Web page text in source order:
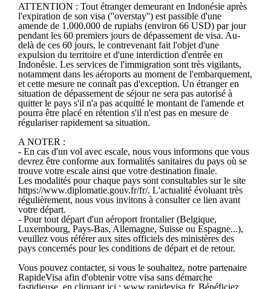
ATTENTION : Tout étranger demeurant en Indonésie après
l'expiration de son visa (''overstay'') est passible d'une
amende de 1.000.000 de rupiahs (environ 66 USD) par jour
pendant les 60 premiers jours de dépassement de visa. Au-
delà de ces 60 jours, le contrevenant fait l'objet d'une
expulsion du territoire et d'une interdiction d'entrée en
Indonésie. Les services de l'immigration sont très vigilants,
notamment dans les aéroports au moment de l'embarquement,
et cette mesure ne connaît pas d'exception. Un étranger en
situation de dépassement de séjour ne sera pas autorisé à
quitter le pays s'il n'a pas acquitté le montant de l'amende et
pourra être placé en rétention s'il n'est pas en mesure de
régulariser rapidement sa situation.
A NOTER :
- En cas d'un vol avec escale, nous vous informons que vous
devrez être conforme aux formalités sanitaires du pays où se
trouve votre escale ainsi que votre destination finale.
Les modalités pour chaque pays sont consultables sur le site
https://www.diplomatie.gouv.fr/fr/. L'actualité évoluant très
régulièrement, nous vous invitons à consulter ce lien avant
votre départ.
- Pour tout départ d'un aéroport frontalier (Belgique,
Luxembourg, Pays-Bas, Allemagne, Suisse ou Espagne...),
veuillez vous référer aux sites officiels des ministères des
pays concernés pour les conditions de départ et de retour.
Vous pouvez contacter, si vous le souhaitez, notre partenaire
RapideVisa afin d'obtenir votre visa sans démarche
fastidieuse, en cliquant ici : www.rapidevisa.fr. Bénéficiez